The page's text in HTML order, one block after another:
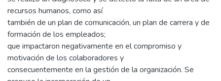
recursos humanos, como así
también de un plan de comunicación, un plan de carrera y de
formación de los empleados;
que impactaron negativamente en el compromiso y
motivación de los colaboradores y
consecuentemente en la gestión de la organización. Se